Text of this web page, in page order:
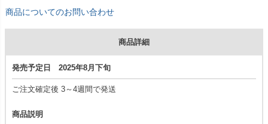
商品についてのお問い合わせ
商品詳細
発売予定日 2025年8月下旬
ご注文確定後 3～4週間で発送
商品説明